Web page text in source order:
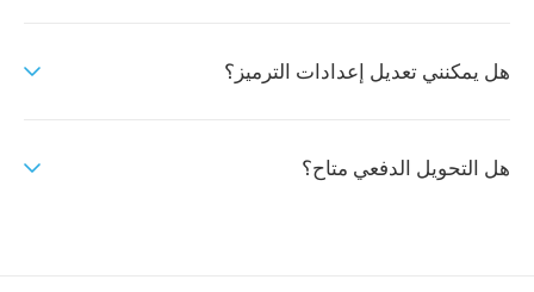
هل يمكنني تعديل إعدادات الترميز؟
هل التحويل الدفعي متاح؟